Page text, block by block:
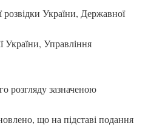
України, Державної
України, Управління
розгляду зазначеною
що на підставі подання